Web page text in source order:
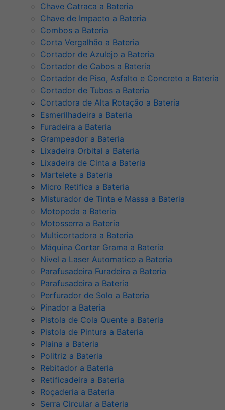
Chave Catraca a Bateria
Chave de Impacto a Bateria
Combos a Bateria
Corta Vergalhão a Bateria
Cortador de Azulejo a Bateria
Cortador de Cabos a Bateria
Cortador de Piso, Asfalto e Concreto a Bateria
Cortador de Tubos a Bateria
Cortadora de Alta Rotação a Bateria
Esmerilhadeira a Bateria
Furadeira a Bateria
Grampeador a Bateria
Lixadeira Orbital a Bateria
Lixadeira de Cinta a Bateria
Martelete a Bateria
Micro Retifica a Bateria
Misturador de Tinta e Massa a Bateria
Motopoda a Bateria
Motosserra a Bateria
Multicortadora a Bateria
Máquina Cortar Grama a Bateria
Nivel a Laser Automatico a Bateria
Parafusadeira Furadeira a Bateria
Parafusadeira a Bateria
Perfurador de Solo a Bateria
Pinador a Bateria
Pistola de Cola Quente a Bateria
Pistola de Pintura a Bateria
Plaina a Bateria
Politriz a Bateria
Rebitador a Bateria
Retificadeira a Bateria
Roçaderia a Bateria
Serra Circular a Bateria